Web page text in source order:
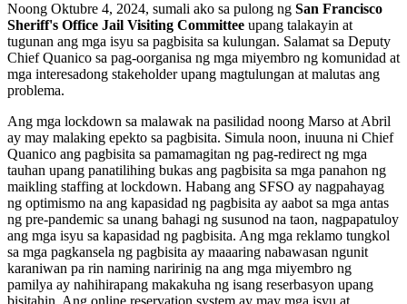
Noong Oktubre 4, 2024, sumali ako sa pulong ng San Francisco
Sheriff's Office Jail Visiting Committee upang talakayin at
tugunan ang mga isyu sa pagbisita sa kulungan. Salamat sa Deputy
Chief Quanico sa pag-oorganisa ng mga miyembro ng komunidad at
mga interesadong stakeholder upang magtulungan at malutas ang
problema.
Ang mga lockdown sa malawak na pasilidad noong Marso at Abril
ay may malaking epekto sa pagbisita. Simula noon, inuuna ni Chief
Quanico ang pagbisita sa pamamagitan ng pag-redirect ng mga
tauhan upang panatilihing bukas ang pagbisita sa mga panahon ng
maikling staffing at lockdown. Habang ang SFSO ay nagpahayag
ng optimismo na ang kapasidad ng pagbisita ay aabot sa mga antas
ng pre-pandemic sa unang bahagi ng susunod na taon, nagpapatuloy
ang mga isyu sa kapasidad ng pagbisita. Ang mga reklamo tungkol
sa mga pagkansela ng pagbisita ay maaaring nabawasan ngunit
karaniwan pa rin naming naririnig na ang mga miyembro ng
pamilya ay nahihirapang makakuha ng isang reserbasyon upang